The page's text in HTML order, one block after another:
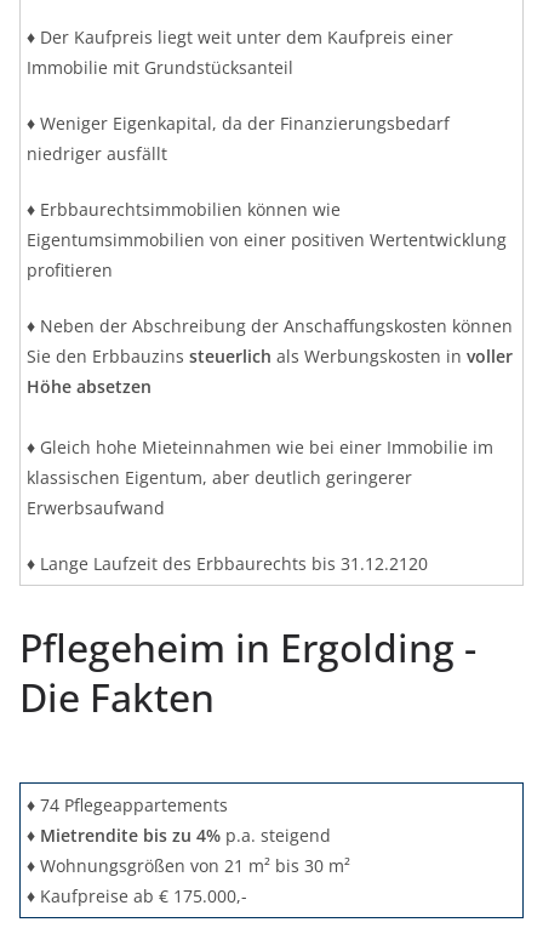
♦ Der Kaufpreis liegt weit unter dem Kaufpreis einer
Immobilie mit Grundstücksanteil
♦ Weniger Eigenkapital, da der Finanzierungsbedarf
niedriger ausfällt
♦ Erbbaurechtsimmobilien können wie
Eigentumsimmobilien von einer positiven Wertentwicklung
profitieren
♦ Neben der Abschreibung der Anschaffungskosten können
Sie den Erbbauzins steuerlich als Werbungskosten in voller
Höhe absetzen
♦ Gleich hohe Mieteinnahmen wie bei einer Immobilie im
klassischen Eigentum, aber deutlich geringerer
Erwerbsaufwand
♦ Lange Laufzeit des Erbbaurechts bis 31.12.2120
Pflegeheim in Ergolding -
Die Fakten
♦ 74 Pflegeappartements
♦ Mietrendite bis zu 4% p.a. steigend
♦ Wohnungsgrößen von 21 m² bis 30 m²
♦ Kaufpreise ab € 175.000,-